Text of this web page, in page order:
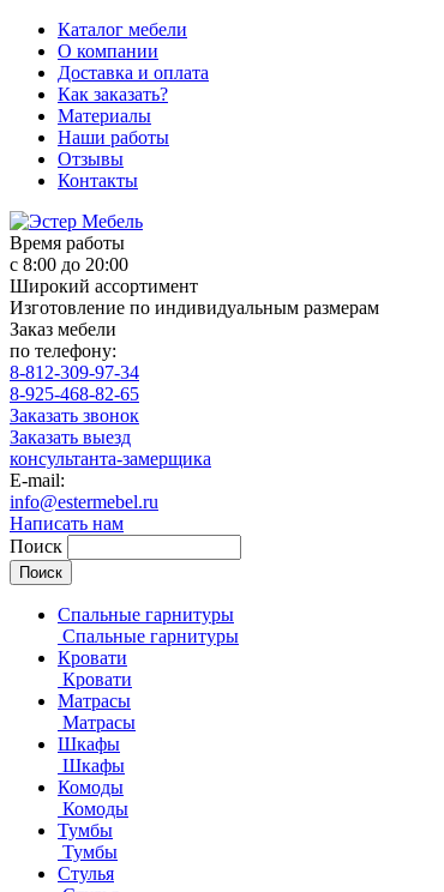
Каталог мебели
О компании
Доставка и оплата
Как заказать?
Материалы
Наши работы
Отзывы
Контакты
Время работы
с 8:00 до 20:00
Широкий ассортимент
Изготовление по индивидуальным размерам
Заказ мебели
по телефону:
8-812-309-97-34
8-925-468-82-65
Заказать звонок
Заказать выезд
консультанта-замерщика
E-mail:
info@estermebel.ru
Написать нам
Поиск
Спальные гарнитуры
Спальные гарнитуры
Кровати
Кровати
Матрасы
Матрасы
Шкафы
Шкафы
Комоды
Комоды
Тумбы
Тумбы
Стулья